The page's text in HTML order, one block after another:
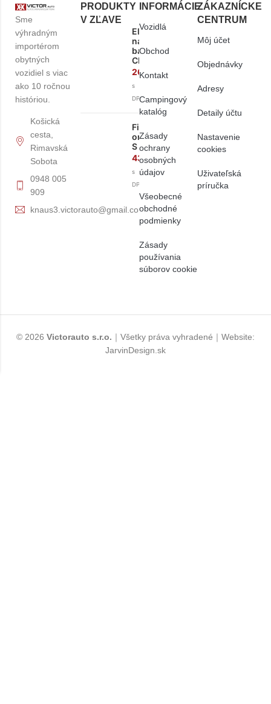
Sme
výhradným
importérom
obytných
vozidiel s viac
ako 10 ročnou
históriou.
Košická
cesta,
Rimavská
Sobota
0948 005
909
knaus3.victorauto@gmail.com
PRODUKTY
V ZĽAVE
Elektronická
nabíjačka
batérií
CB516
261,60€
s
DPH
Fiamma
organizér
S
43,00€
s
DPH
INFORMÁCIE
Vozidlá
Obchod
Kontakt
Campingový
katalóg
Zásady
ochrany
osobných
údajov
Všeobecné
obchodné
podmienky
Zásady
používania
súborov cookie
ZÁKAZNÍCKE
CENTRUM
Môj účet
Objednávky
Adresy
Detaily účtu
Nastavenie
cookies
Uživateľská
príručka
© 2026 Victorauto s.r.o. ｜Všetky práva vyhradené｜Website:
JarvinDesign.sk